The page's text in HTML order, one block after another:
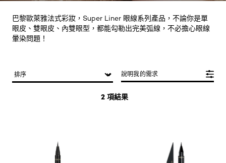
巴黎歐萊雅法式彩妝，Super Liner 眼線系列產品，不論你是單
眼皮、雙眼皮、內雙眼型，都能勾勒出完美弧線，不必擔心眼線
暈染問題！
2 項結果
說明我的需求